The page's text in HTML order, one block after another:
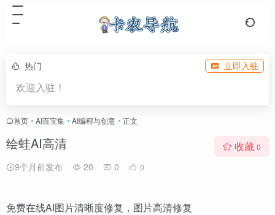
热门 立即入驻
欢迎入驻！
首页 • AI百宝集 • AI编程与创意 • 正文
绘蛙AI高清
9个月前发布 20 0 0
收藏 0
免费在线AI图片清晰度修复，图片高清修复